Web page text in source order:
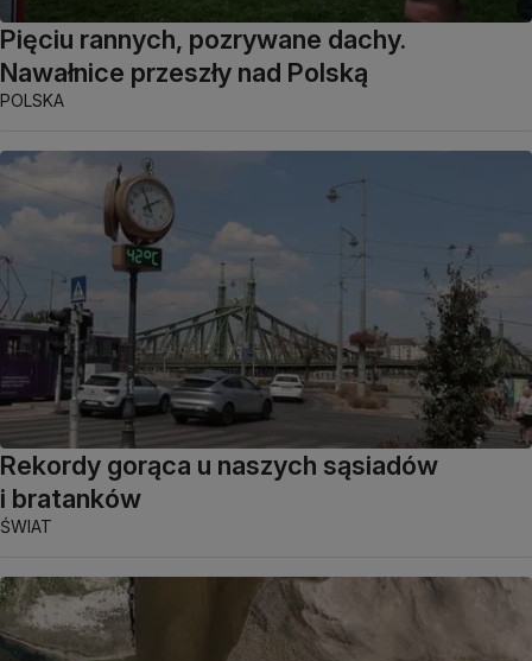
Pięciu rannych, pozrywane dachy.
Nawałnice przeszły nad Polską
POLSKA
Rekordy gorąca u naszych sąsiadów
i bratanków
ŚWIAT